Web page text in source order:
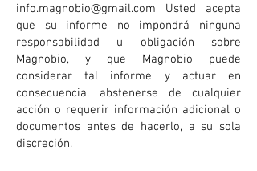
info.magnobio@gmail.com Usted acepta
que su informe no impondrá ninguna
responsabilidad u obligación sobre
Magnobio, y que Magnobio puede
considerar tal informe y actuar en
consecuencia, abstenerse de cualquier
acción o requerir información adicional o
documentos antes de hacerlo, a su sola
discreción.